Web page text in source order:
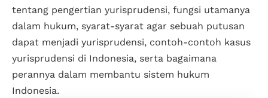
tentang pengertian yurisprudensi, fungsi utamanya
dalam hukum, syarat-syarat agar sebuah putusan
dapat menjadi yurisprudensi, contoh-contoh kasus
yurisprudensi di Indonesia, serta bagaimana
perannya dalam membantu sistem hukum
Indonesia.